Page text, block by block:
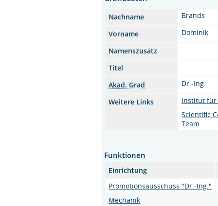
Nachname
Brands
Vorname
Dominik
Namenszusatz
Titel
Akad. Grad
Dr.-Ing.
Weitere Links
Institut für
Scientific
Team
Funktionen
Einrichtung
Promotionsausschuss "Dr.-Ing."
Mechanik